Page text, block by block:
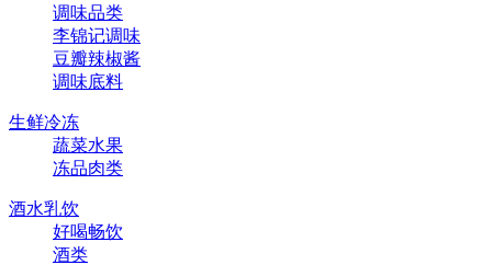
调味品类
李锦记调味
豆瓣辣椒酱
调味底料
生鲜冷冻
蔬菜水果
冻品肉类
酒水乳饮
好喝畅饮
酒类